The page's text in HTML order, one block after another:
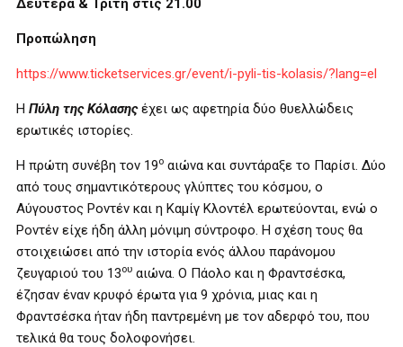
Δευτέρα & Τρίτη στις 21.00
Προπώληση
https://www.ticketservices.gr/event/i-pyli-tis-kolasis/?lang=el
Η Πύλη της Κόλασηςέχει ως αφετηρία δύο θυελλώδεις
ερωτικές ιστορίες.
Η πρώτη συνέβη τον 19ο αιώνα και συντάραξε το Παρίσι. Δύο
από τους σημαντικότερους γλύπτες του κόσμου, ο
Αύγουστος Ροντέν και η Καμίγ Κλοντέλ ερωτεύονται, ενώ ο
Ροντέν είχε ήδη άλλη μόνιμη σύντροφο. Η σχέση τους θα
στοιχειώσει από την ιστορία ενός άλλου παράνομου
ζευγαριού του 13ου αιώνα. Ο Πάολο και η Φραντσέσκα,
έζησαν έναν κρυφό έρωτα για 9 χρόνια, μιας και η
Φραντσέσκα ήταν ήδη παντρεμένη με τον αδερφό του, που
τελικά θα τους δολοφονήσει.